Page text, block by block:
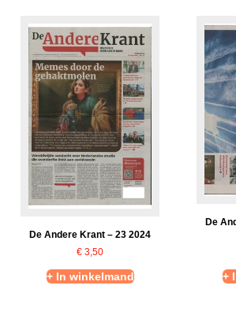
De Andere Krant – 23 2024
€ 3,50
+ In winkelmand
De
+